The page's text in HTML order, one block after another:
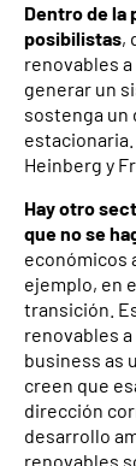
Dentro de la
posibilistas,
renovables
generar un
sostenga un
estacionaria.
Heinberg y
Hay otro
que no se
económicos
ejemplo, en
transición.
renovables
business as
creen que
dirección
desarrollo
renovables